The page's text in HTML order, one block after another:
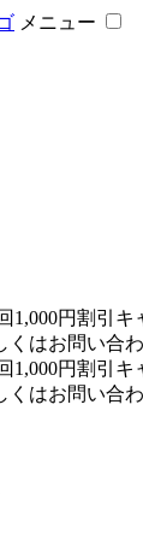
メニュー